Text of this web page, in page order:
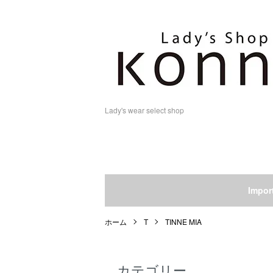
Lady's wear select shop
ホーム T TINNE MIA